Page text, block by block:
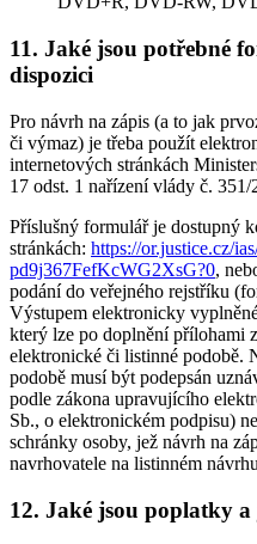
11. Jaké jsou potřebné
dispozici
Pro návrh na zápis (a to jak
či výmaz) je třeba použít
internetových stránkách
17 odst. 1 nařízení vlády č. 351/
Příslušný formulář je dostupný
stránkách: https://or.justice.cz/
pd9j367FefKcWG2XsG?0,
podání do veřejného rejstříku
Výstupem elektronicky
který lze po doplnění přílohami
elektronické či listinné podobě.
podobě musí být podepsán
podle zákona upravujícího
Sb., o elektronickém podpisu)
schránky osoby, jež návrh na
navrhovatele na listinném
12. Jaké jsou poplatky